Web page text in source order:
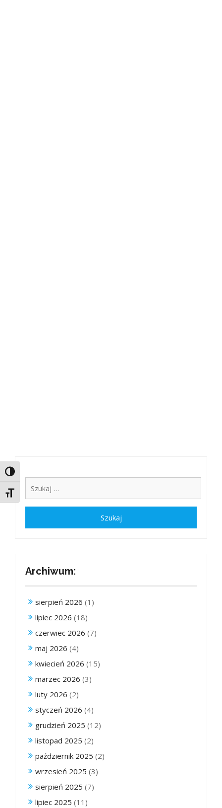
Toggle High Contrast
Toggle Font size
Archiwum:
sierpień 2026 (1)
lipiec 2026 (18)
czerwiec 2026 (7)
maj 2026 (4)
kwiecień 2026 (15)
marzec 2026 (3)
luty 2026 (2)
styczeń 2026 (4)
grudzień 2025 (12)
listopad 2025 (2)
październik 2025 (2)
wrzesień 2025 (3)
sierpień 2025 (7)
lipiec 2025 (11)